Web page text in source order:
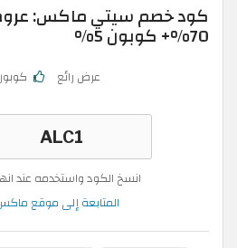
كود خصم سيتي ماكس:
70%+ كوبون 5%
عرض رائع
انسخ الكود واستخدمه عند
المتابعة إلى موقع